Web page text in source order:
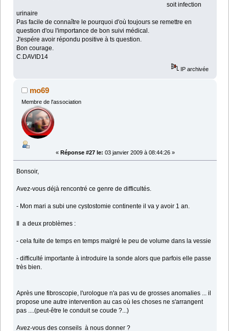
soit infection
urinaire
Pas facile de connaître le pourquoi d'où toujours se remettre en
question d'ou l'importance de bon suivi médical.
J'espére avoir répondu positive à ts question.
Bon courage.
C.DAVID14
IP archivée
mo69
Membre de l'association
« Réponse #27 le: 03 janvier 2009 à 08:44:26 »
Bonsoir,
Avez-vous déjà rencontré ce genre de difficultés.
- Mon mari a subi une cystostomie continente il va y avoir 1 an.
Il a deux problèmes :
- cela fuite de temps en temps malgré le peu de volume dans la vessie
- difficulté importante à introduire la sonde alors que parfois elle passe
très bien.
Après une fibroscopie, l'urologue n'a pas vu de grosses anomalies ... il
propose une autre intervention au cas où les choses ne s'arrangent
pas ....(peut-être le conduit se coude ?...)
Avez-vous des conseils à nous donner ?